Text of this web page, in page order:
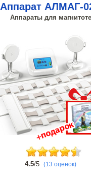
Аппарат АЛМАГ-
Аппараты для
4.5/5 (13 оценок)